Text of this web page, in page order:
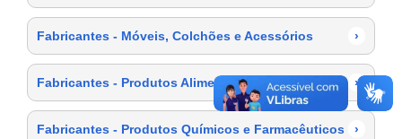
Fabricantes - Móveis, Colchões e Acessórios ›
Fabricantes - Produtos Alimentícios ›
Fabricantes - Produtos Químicos e Farmacêuticos ›